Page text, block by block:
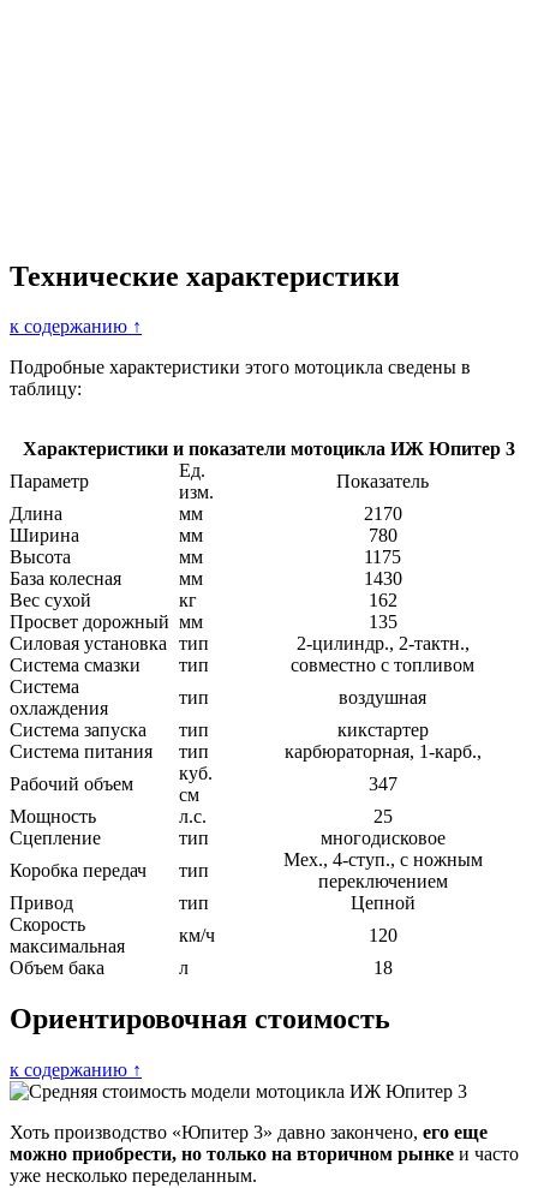
Технические характеристики
к содержанию ↑
Подробные характеристики этого мотоцикла сведены в
таблицу:
Характеристики и показатели мотоцикла ИЖ Юпитер 3
Параметр
Ед.
изм.
Показатель
Длина
мм
2170
Ширина
мм
780
Высота
мм
1175
База колесная
мм
1430
Вес сухой
кг
162
Просвет дорожный мм
135
Силовая установка тип
2-цилиндр., 2-тактн.,
Система смазки
тип
совместно с топливом
Система
охлаждения
тип
воздушная
Система запуска
тип
кикстартер
Система питания
тип
карбюраторная, 1-карб.,
Рабочий объем
куб.
см
347
Мощность
л.с.
25
Сцепление
тип
многодисковое
Коробка передач
тип
Мех., 4-ступ., с ножным
переключением
Привод
тип
Цепной
Скорость
максимальная
км/ч
120
Объем бака
л 18
Ориентировочная cтоимость
к содержанию ↑
Хоть производство «Юпитер 3» давно закончено, его еще
можно приобрести, но только на вторичном рынке и часто
уже несколько переделанным.